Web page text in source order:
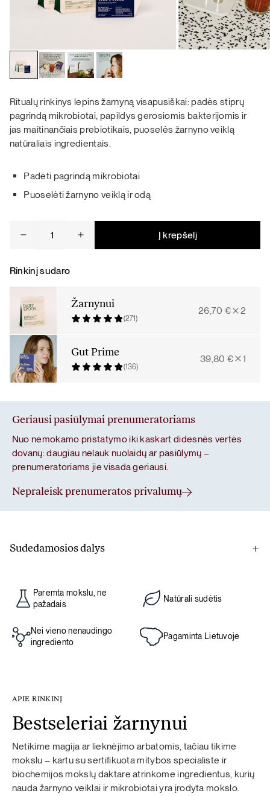
Ritualų rinkinys lepins žarnyną visapusiškai: padės stiprų
pagrindą mikrobiotai, papildys gerosiomis bakterijomis ir
jas maitinančiais prebiotikais, puoselės žarnyno veiklą
natūraliais ingredientais.
Padėti pagrindą mikrobiotai
Puoselėti žarnyno veiklą ir odą
kiekis:
puoselėjimas
Į krepšelį
Rinkinį sudaro
Žarnynui
(271)
26,70 € 2
Gut Prime
(136)
39,80 € 1
Geriausi pasiūlymai prenumeratoriams
Nuo nemokamo pristatymo iki kaskart didesnės vertės
dovanų: daugiau nelauk nuolaidų ar pasiūlymų –
prenumeratoriams jie visada geriausi.
Nepraleisk prenumeratos privalumų
Sudedamosios dalys
L-glutaminas, paprastųjų mėlynių uogų milteliai, glicinas,
coagulans 6×109 (2 milijardai vienoje porcijoje),
arabinogalaktano iš europinių maumedžių šerdies milteliai,
Maisto papildas. Jei vartojate vaistus, prieš naudojimą
pasitarkite su gydytoju. Nevartoti jaunesniems nei 18 metų
vaikams, besilaukiančioms ir žindančioms moterims. Maisto
papildas nėra maisto pakaitalas. Svarbi įvairi ir subalansuota
Paremta mokslu, ne
pažadais
Natūrali sudėtis
Nei vieno nenaudingo
ingrediento
Pagaminta Lietuvoje
APIE RINKINĮ
Bestseleriai žarnynui
Netikime magija ar lieknėjimo arbatomis, tačiau tikime
mokslu – kartu su sertifikuota mitybos specialiste ir
biochemijos mokslų daktare atrinkome ingredientus, kurių
nauda žarnyno veiklai ir mikrobiotai yra įrodyta mokslo.